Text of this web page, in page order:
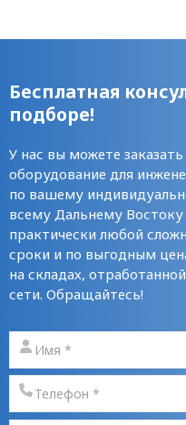
Бесплатная
подборе!
У нас вы можете
оборудование для
по вашему
всему Дальнему Востоку
практически любой
сроки и по выгодным
на складах,
сети. Обращайтесь!